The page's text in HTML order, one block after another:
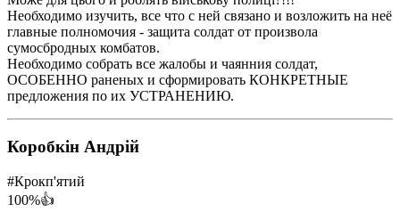
Необходимо изучить, все что с ней связано и возложить на неё
главные полномочия - защита солдат от произвола
сумосбродных комбатов.
Необходимо собрать все жалобы и чаянния солдат,
ОСОБЕННО раненых и сформировать КОНКРЕТНЫЕ
предложения по их УСТРАНЕНИЮ.
Коробкін Андрій
#Крокп'ятий
100%👍